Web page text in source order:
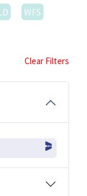
WFS
Clear Filters